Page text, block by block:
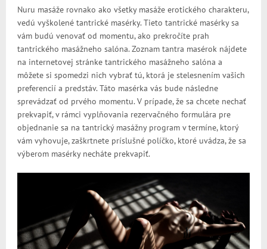
Nuru masáže rovnako ako všetky masáže erotického charakteru,
vedú vyškolené tantrické masérky. Tieto tantrické masérky sa
vám budú venovať od momentu, ako prekročíte prah
tantrického masážneho salóna. Zoznam tantra masérok nájdete
na internetovej stránke tantrického masážneho salóna a
môžete si spomedzi nich vybrať tú, ktorá je stelesnením vašich
preferencií a predstáv. Táto masérka vás bude následne
sprevádzať od prvého momentu. V prípade, že sa chcete nechať
prekvapiť, v rámci vyplňovania rezervačného formulára pre
objednanie sa na tantrický masážny program v termíne, ktorý
vám vyhovuje, zaškrtnete príslušné políčko, ktoré uvádza, že sa
výberom masérky necháte prekvapiť.